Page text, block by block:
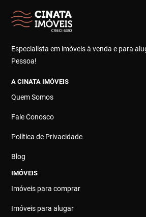
Especialista em imóveis à venda e para
Pessoa!
A CINATA IMÓVEIS
Quem Somos
Fale Conosco
Política de Privacidade
Blog
IMÓVEIS
Imóveis para comprar
Imóveis para alugar